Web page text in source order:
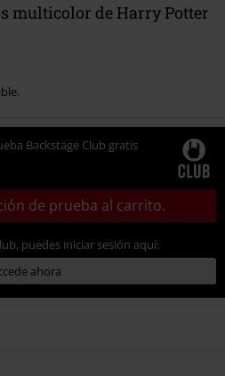
multicolor de Harry Potter
Backstage Club gratis
de prueba al carrito.
puedes iniciar sesión aquí:
ahora